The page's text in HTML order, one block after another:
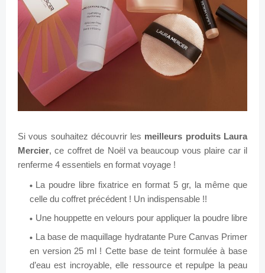
Si vous souhaitez découvrir les meilleurs produits Laura
Mercier, ce coffret de Noël va beaucoup vous plaire car il
renferme 4 essentiels en format voyage !
La poudre libre fixatrice en format 5 gr, la même que
celle du coffret précédent ! Un indispensable !!
Une houppette en velours pour appliquer la poudre libre
La base de maquillage hydratante Pure Canvas Primer
en version 25 ml ! Cette base de teint formulée à base
d’eau est incroyable, elle ressource et repulpe la peau